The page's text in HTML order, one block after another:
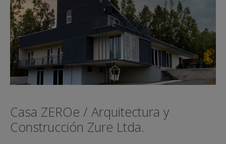
Casa ZEROe / Arquitectura y
Construcción Zure Ltda.